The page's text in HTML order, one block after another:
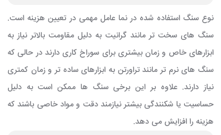
نوع سنگ استفاده شده در نما عامل مهمی در تعیین هزینه است.
سنگ های سخت تر مانند گرانیت به دلیل مقاومت بالاتر نیاز به
ابزارهای خاص و زمان بیشتری برای سوراخ کاری دارند در حالی که
سنگ های نرم تر مانند تراورتن به ابزارهای ساده تر و زمان کمتری
نیاز دارند. علاوه بر این برخی سنگ ها ممکن است به دلیل
حساسیت یا شکنندگی بیشتر نیازمند دقت و مواد خاصی باشند که
هزینه را افزایش می دهد.